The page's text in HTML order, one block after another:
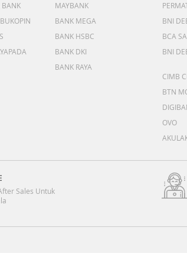
BANK
MAYBANK
BANK MEGA
BANK HSBC
BANK DKI
BANK RAYA
BNI
BCA
BNI
CIMB
BTN
OVO
Sales Untuk